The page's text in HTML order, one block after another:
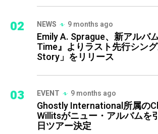
02 NEWS 9 months ago
Emily A. Sprague、新アルバ
Time』よりラスト先行シン
Story」をリリース
03 EVENT 9 months ago
Ghostly International所属の
Willitsがニュー・アルバムを
日ツアー決定